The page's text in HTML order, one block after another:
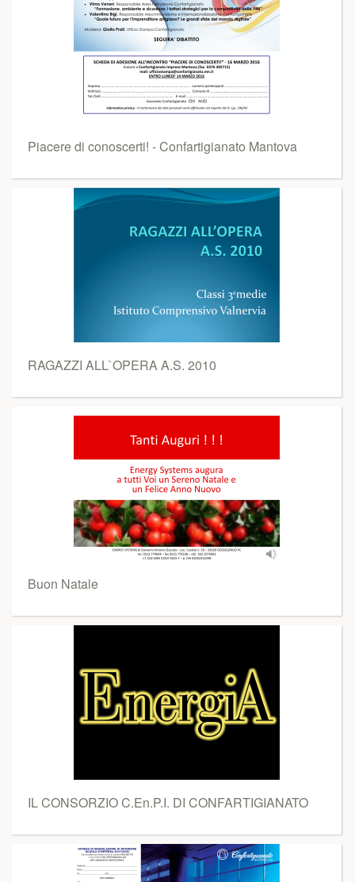
Piacere di conoscerti! - Confartigianato Mantova
RAGAZZI ALL`OPERA A.S. 2010
Buon Natale
IL CONSORZIO C.En.P.I. DI CONFARTIGIANATO